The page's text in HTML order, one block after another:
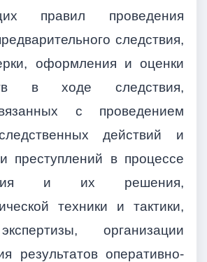
правил проведения
следствия,
оформления и оценки
в ходе следствия,
с проведением
действий и
преступлений в процессе
и их решения,
техники и тактики,
организации
результатов оперативно-